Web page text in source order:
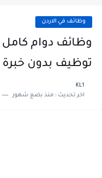
وظائف في الاردن
وظائف دوام
توظيف بدون خبرة
KL1
اخر تحديث :منذ بضع شهور